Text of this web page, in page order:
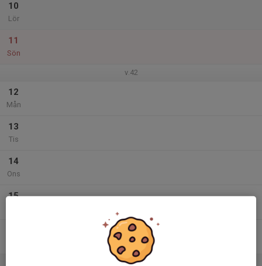
10
Lör
11
Sön
v.42
12
Mån
13
Tis
14
Ons
15